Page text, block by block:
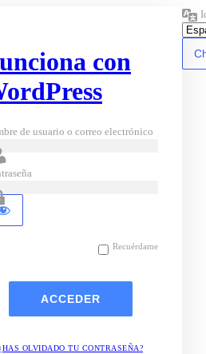
con
de usuario o correo electrónico
Recuérdame
¿HAS OLVIDADO TU CONTRASEÑA?